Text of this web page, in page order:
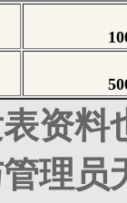
资料
理员